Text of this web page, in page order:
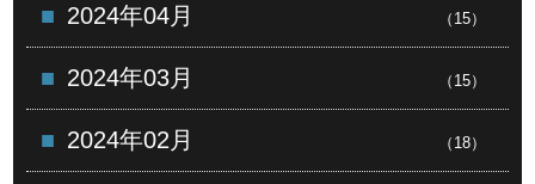
2024年04月 （15）
2024年03月 （15）
2024年02月 （18）